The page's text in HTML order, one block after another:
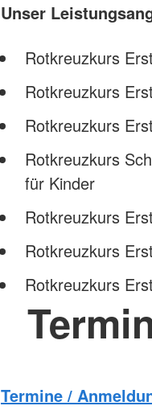
Unser
Rotkreuzkurs
Rotkreuzkurs
Rotkreuzkurs
Rotkreuzkurs
für Kinder
Rotkreuzkurs
Rotkreuzkurs
Rotkreuzkurs
Termine /